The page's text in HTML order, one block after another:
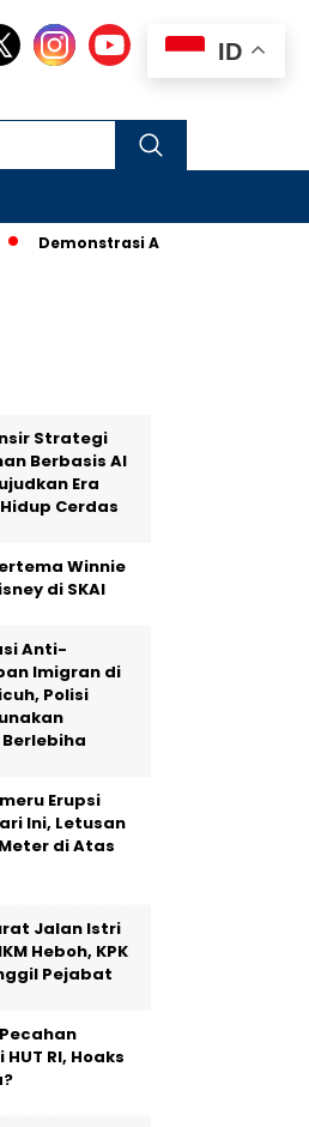
Demonstrasi Anti-Penangkapan
Strategi
Berbasis AI
Era
Cerdas
Winnie
di SKAI
Anti-
Imigran di
Polisi
Erupsi
Ini, Letusan
di Atas
Jalan Istri
Heboh, KPK
Pejabat
RI, Hoaks
ID